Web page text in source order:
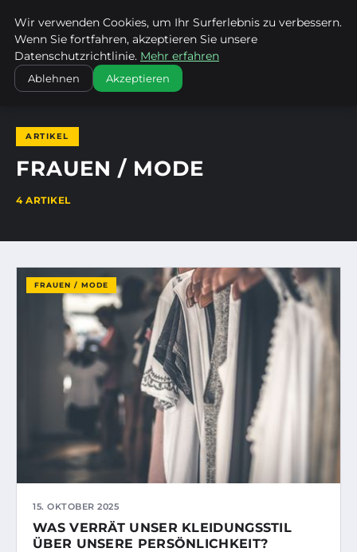
ENTDECKE PFORZHEIM
STARTSEITE FRAUEN / MODE
ARTIKEL
FRAUEN / MODE
4 ARTIKEL
FRAUEN / MODE
15. OKTOBER 2025
WAS VERRÄT UNSER KLEIDUNGSSTIL
ÜBER UNSERE PERSÖNLICHKEIT?
Wir verwenden Cookies, um Ihr Surferlebnis zu verbessern.
Wenn Sie fortfahren, akzeptieren Sie unsere
Datenschutzrichtlinie. Mehr erfahren
Ablehnen Akzeptieren